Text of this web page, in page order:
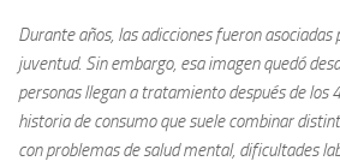
Durante años, las adicciones fueron
juventud. Sin embargo, esa imagen quedó
personas llegan a tratamiento después de los
historia de consumo que suele combinar
con problemas de salud mental, dificultades